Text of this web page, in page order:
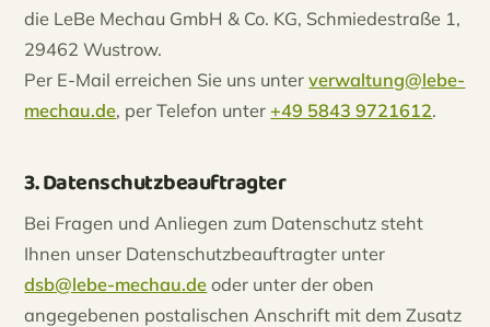
die LeBe Mechau GmbH & Co. KG, Schmiedestraße 1,
29462 Wustrow.
Per E-Mail erreichen Sie uns unterverwaltung@lebe-
mechau.de, per Telefon unter+49 5843 9721612.
3. Datenschutzbeauftragter
Bei Fragen und Anliegen zum Datenschutz steht
Ihnen unser Datenschutzbeauftragter unter
dsb@lebe-mechau.de oder unter der oben
angegebenen postalischen Anschrift mit dem Zusatz